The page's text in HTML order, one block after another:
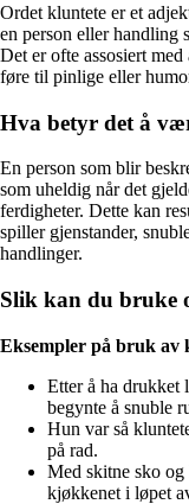
Ordet kluntete er et
en person eller handling
Det er ofte assosiert
føre til pinlige eller
Hva betyr det å
En person som blir
som uheldig når det
ferdigheter. Dette kan
spiller gjenstander,
handlinger.
Slik kan du bruke
Eksempler på bruk av
Etter å ha drukket
begynte å snuble
Hun var så
på rad.
Med skitne sko og
kjøkkenet i løpet